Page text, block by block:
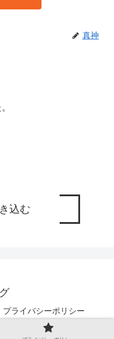
真神
込む
プライバシーポリシー
All Rights Reserved.